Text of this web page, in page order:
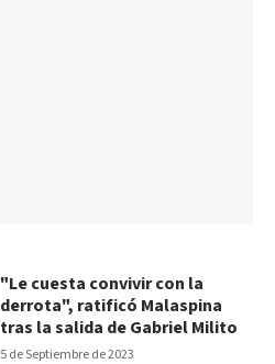
5 de Septiembre de 2023
"Le cuesta convivir con la
derrota", ratificó Malaspina
tras la salida de Gabriel Milito